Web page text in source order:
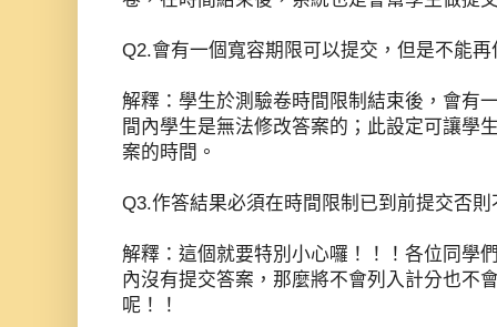
Q2.會有一個寬容期限可以提交，但是不能再
解釋：學生於測驗卷時間限制結束後，會有
間內學生是無法修改答案的；此設定可讓學
案的時間。
Q3.作答結果必須在時間限制已到前提交否
解釋：這個就要特別小心囉！！！各位同學
內沒有提交答案，那麼將不會列入計分也不
呢！！